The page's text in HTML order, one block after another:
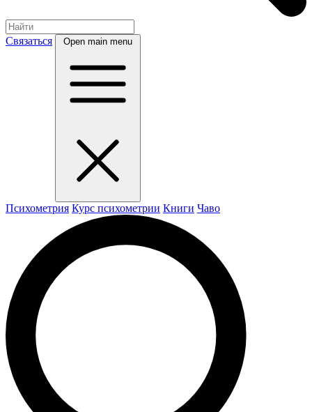
Связаться Open main menu
Психометрия Курс психометрии Книги Чаво